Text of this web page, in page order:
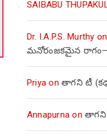
SAIBABU
Dr. I.A.P.S. Murthy on
మనోరంజకమైన
Priya onతాగని టీ
Annapurna onతాగని